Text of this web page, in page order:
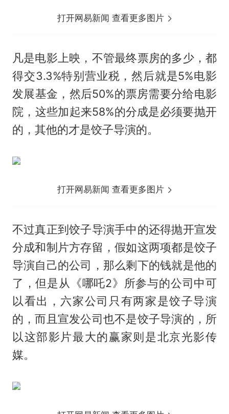
打开网易新闻 查看更多图片
凡是电影上映，不管最终票房的多少，都
得交3.3%特别营业税，然后就是5%电影
发展基金，然后50%的票房需要分给电影
院，这些加起来58%的分成是必须要抛开
的，其他的才是饺子导演的。
打开网易新闻 查看更多图片
不过真正到饺子导演手中的还得抛开宣发
分成和制片方存留，假如这两项都是饺子
导演自己的公司，那么剩下的钱就是他的
了，但是从《哪吒2》所参与的公司中可
以看出，六家公司只有两家是饺子导演
的，而且宣发公司也不是饺子导演的，所
以这部影片最大的赢家则是北京光影传
媒。